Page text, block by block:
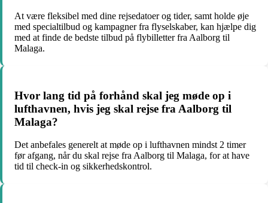
At være fleksibel med dine rejsedatoer og tider, samt holde øje
med specialtilbud og kampagner fra flyselskaber, kan hjælpe dig
med at finde de bedste tilbud på flybilletter fra Aalborg til
Malaga.
Hvor lang tid på forhånd skal jeg møde op i
lufthavnen, hvis jeg skal rejse fra Aalborg til
Malaga?
Det anbefales generelt at møde op i lufthavnen mindst 2 timer
før afgang, når du skal rejse fra Aalborg til Malaga, for at have
tid til check-in og sikkerhedskontrol.